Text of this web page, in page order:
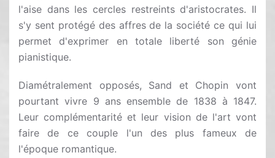
l'aise dans les cercles restreints d'aristocrates. Il
s'y sent protégé des affres de la société ce qui lui
permet d'exprimer en totale liberté son génie
pianistique.
Diamétralement opposés, Sand et Chopin vont
pourtant vivre 9 ans ensemble de 1838 à 1847.
Leur complémentarité et leur vision de l'art vont
faire de ce couple l'un des plus fameux de
l'époque romantique.